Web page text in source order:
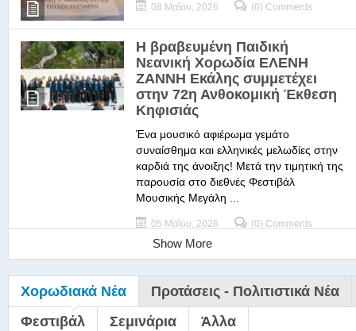
08 Μαΐου, 2026 (0) Comments
Η βραβευμένη Παιδική
Νεανική Χορωδία ΕΛΕΝΗ
ΖΑΝΝΗ Εκάλης συμμετέχει
στην 72η Ανθοκομική Έκθεση
Κηφισιάς
Ένα μουσικό αφιέρωμα γεμάτο
συναίσθημα και ελληνικές μελωδίες στην
καρδιά της άνοιξης! Μετά την τιμητική της
παρουσία στο διεθνές Φεστιβάλ
Μουσικής Μεγάλη ...
05 Μαΐου, 2026 (0) Comments
Show More
Χορωδιακά Νέα
Προτάσεις - Πολιτιστικά Νέα
Φεστιβάλ
Σεμινάρια Άλλα